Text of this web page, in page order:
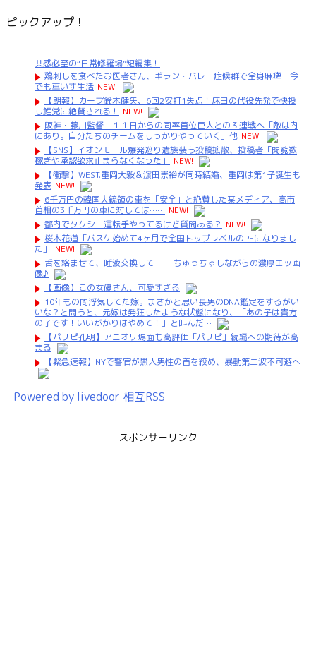
ピックアップ！
共感必至の“日常修羅場”短編集！
鶏刺しを食べたお医者さん、ギラン・バレー症候群で全身麻痺 今
でも車いす生活 NEW!
【朗報】カープ鈴木健矢、6回2安打1失点！床田の代役先発で快投
し鯉党に絶賛される！
NEW!
阪神・藤川監督 １１日からの同率首位巨人との３連戦へ「敵は内
にあり。自分たちのチームをしっかりやっていく」他 NEW!
【SNS】イオンモール爆発巡り遺族装う投稿拡散、投稿者「閲覧数
稼ぎや承認欲求止まらなくなった」
NEW!
【衝撃】WEST.重岡大毅＆濵田崇裕が同時結婚、重岡は第1子誕生も
発表 NEW!
6千万円の韓国大統領の車を「安全」と絶賛した某メディア、高市
首相の3千万円の車に対しては…… NEW!
都内でタクシー運転手やってるけど質問ある？ NEW!
桜木花道「バスケ始めて4ヶ月で全国トップレベルのPFになりまし
た」
NEW!
舌を絡ませて、唾液交換して── ちゅっちゅしながらの濃厚エッ画
像♪
【画像】この女優さん、可愛すぎる
10年もの間浮気してた嫁。まさかと思い長男のDNA鑑定をするがい
いな？と問うと、元嫁は発狂したような状態になり、「あの子は貴方
の子です！いいがかりはやめて！」と叫んだ…
【パリピ孔明】アニオリ場面も高評価「パリピ」続編への期待が高
まる
【緊急速報】NYで警官が黒人男性の首を絞め、暴動第二波不可避へ
Powered by livedoor 相互RSS
スポンサーリンク